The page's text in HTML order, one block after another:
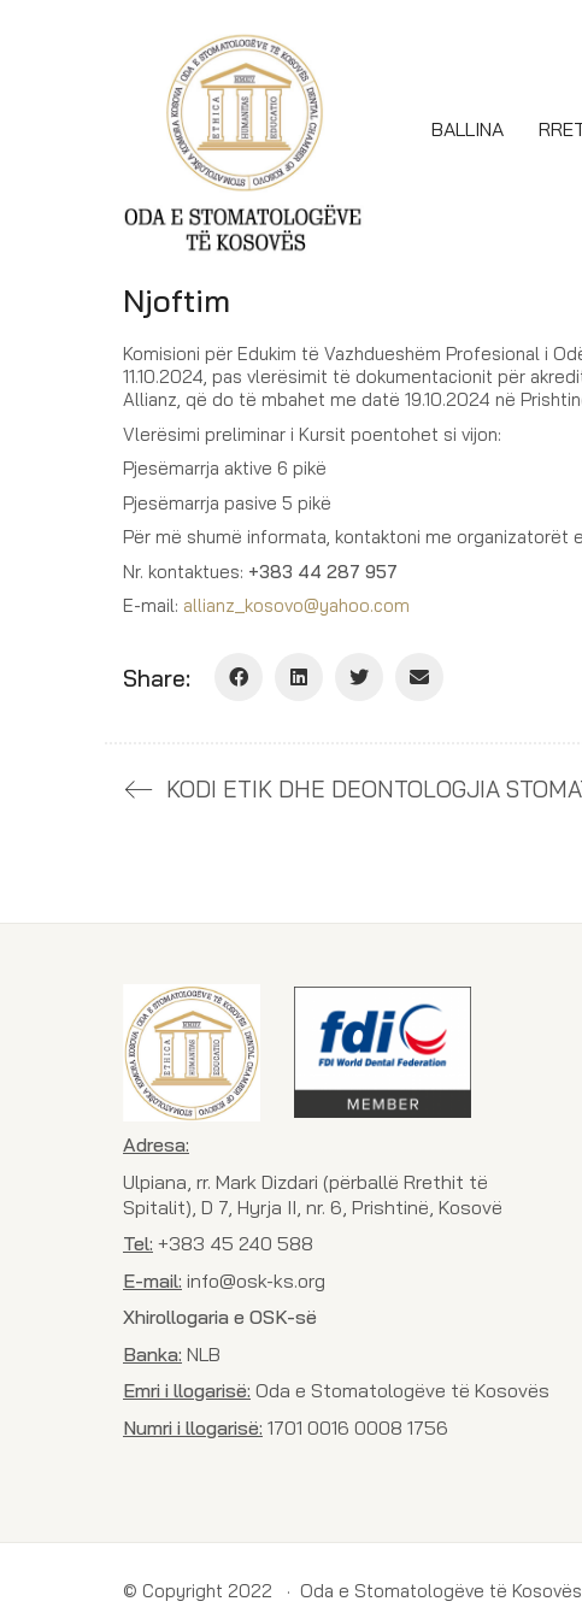
BALLINA
Njoftim
Komisioni për Edukim të Vazhdueshëm Profesional i
11.10.2024, pas vlerësimit të dokumentacionit për
Allianz, që do të mbahet me datë 19.10.2024 në
Vlerësimi preliminar i Kursit poentohet si vijon:
Pjesëmarrja aktive 6 pikë
Pjesëmarrja pasive 5 pikë
Për më shumë informata, kontaktoni me organizatorët
Nr. kontaktues: +383 44 287 957
E-mail: allianz_kosovo@yahoo.com
Share:
Adresa:
Ulpiana, rr. Mark Dizdari (përballë Rrethit të
Spitalit), D 7, Hyrja II, nr. 6, Prishtinë, Kosovë
Tel: +383 45 240 588
E-mail: info@osk-ks.org
Xhirollogaria e OSK-së
Banka: NLB
Emri i llogarisë: Oda e Stomatologëve të Kosovës
Numri i llogarisë: 1701 0016 0008 1756
© Copyright 2022 · Oda e Stomatologëve të Kosovës